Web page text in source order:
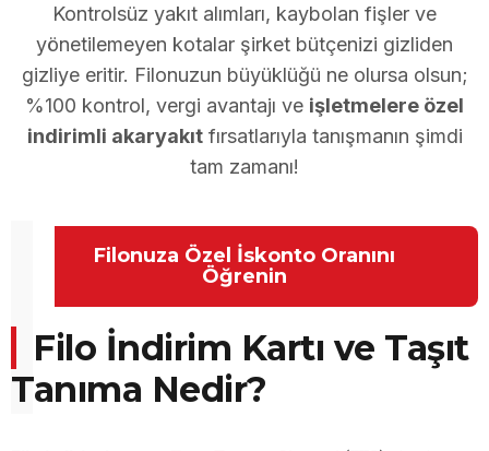
Kontrolsüz yakıt alımları, kaybolan fişler ve
yönetilemeyen kotalar şirket bütçenizi gizliden
gizliye eritir. Filonuzun büyüklüğü ne olursa olsun;
%100 kontrol, vergi avantajı ve işletmelere özel
indirimli akaryakıtfırsatlarıyla tanışmanın şimdi
tam zamanı!
Filonuza Özel İskonto Oranını
Öğrenin
Filo İndirim Kartı ve Taşıt
Tanıma Nedir?